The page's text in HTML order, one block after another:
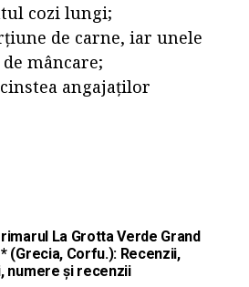
cozi lungi;
de carne, iar unele
mâncare;
angajaților
La Grotta Verde Grand
(Grecia, Corfu.): Recenzii,
numere și recenzii